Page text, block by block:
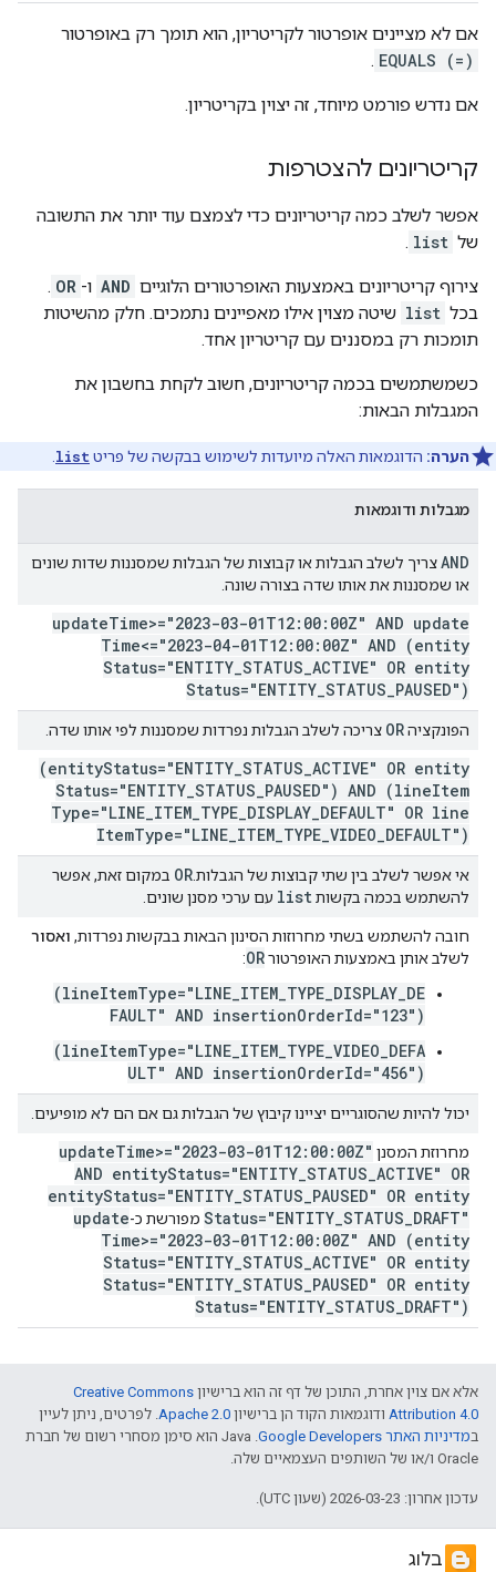
אם לא מציינים אופרטור לקריטריון, הוא תומך רק באופרטור
EQUALS (=)
.
אם נדרש פורמט מיוחד, זה יצוין בקריטריון.
קריטריונים להצטרפות
אפשר לשלב כמה קריטריונים כדי לצמצם עוד יותר את התשובה
של list
.
צירוף קריטריונים באמצעות האופרטורים הלוגיים AND ו- OR
.
בכל list שיטה מצוין אילו מאפיינים נתמכים. חלק מהשיטות
תומכות רק במסננים עם קריטריון אחד.
כשמשתמשים בכמה קריטריונים, חשוב לקחת בחשבון את
המגבלות הבאות:
הערה: הדוגמאות האלה מיועדות לשימוש בבקשה של פריט list
מגבלות ודוגמאות
ANDצריך לשלב הגבלות או קבוצות של הגבלות שמסננות שדות שונים
או שמסננות את אותו שדה בצורה שונה.
updateTime>="2023-03-01T12:00:00Z" AND update
Time<="2023-04-01T12:00:00Z" AND (entity
Status="ENTITY STATUS ACTIVE" OR entity
Status="ENTITY STATUS PAUSED")
הפונקציהOR צריכה לשלב הגבלות נפרדות שמסננות לפי אותו שדה.
(entityStatus="ENTITY STATUS ACTIVE" OR entity
Status="ENTITY STATUS PAUSED") AND (lineItem
Type="LINE ITEM TYPE DISPLAY DEFAULT" OR line
ItemType="LINE ITEM TYPE VIDEO DEFAULT")
אי אפשר לשלב בין שתי קבוצות של הגבלות.OR במקום זאת, אפשר
להשתמש בכמה בקשותlist עם ערכי מסנן שונים.
חובה להשתמש בשתי מחרוזות הסינון הבאות בבקשות נפרדות, ואסור
לשלב אותן באמצעות האופרטורOR
:
(lineItemType="LINE_ITEM_TYPE_DISPLAY_DE
FAULT" AND insertionOrderId="123")
(lineItemType="LINE_ITEM_TYPE_VIDEO_DEFA
ULT" AND insertionOrderId="456")
יכול להיות שהסוגריים יציינו קיבוץ של הגבלות גם אם הם לא מופיעים.
מחרוזת המסנן updateTime>="2023-03-01T12:00:00Z"
AND entityStatus="ENTITY STATUS ACTIVE" OR
entityStatus="ENTITY STATUS PAUSED" OR entity
Status="ENTITY STATUS DRAFT" מפורשת כ-update
Time>="2023-03-01T12:00:00Z" AND (entity
Status="ENTITY STATUS ACTIVE" OR entity
Status="ENTITY STATUS PAUSED" OR entity
Status="ENTITY STATUS DRAFT")
אלא אם צוין אחרת, התוכן של דף זה הוא ברישיון Creative Commons
Attribution 4.0 ודוגמאות הקוד הן ברישיון Apache 2.0. לפרטים, ניתן לעיין
במדיניות האתר Google Developers‏
.‏ Java הוא סימן מסחרי רשום של חברת
Oracle ו/או של השותפים העצמאיים שלה.
עדכון אחרון: 2026-03-23 (שעון UTC).
בלוג